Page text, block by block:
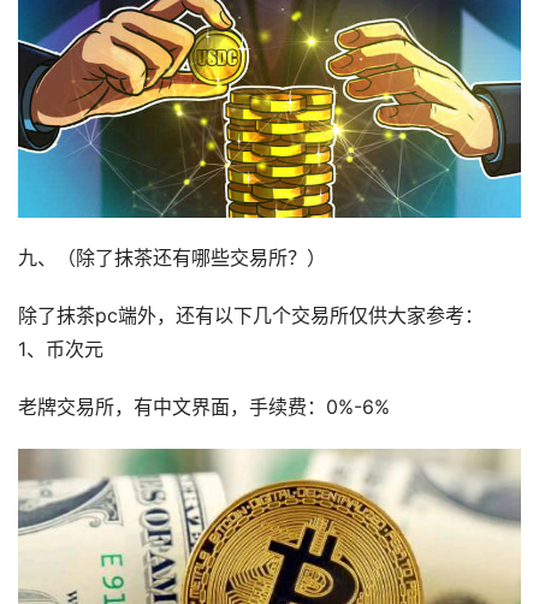
九、（除了抹茶还有哪些交易所？）
除了抹茶pc端外，还有以下几个交易所仅供大家参考：
1、币次元
老牌交易所，有中文界面，手续费：0%-6%